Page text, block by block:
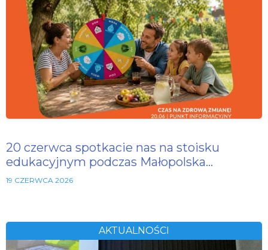
20 czerwca spotkacie nas na stoisku
edukacyjnym podczas Małopolska…
19 CZERWCA 2026
AKTUALNOŚCI